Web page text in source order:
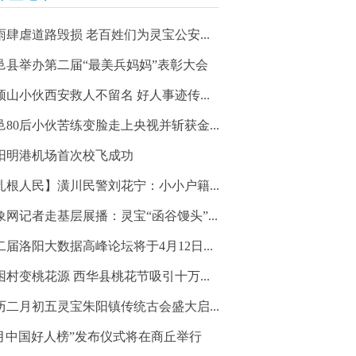
肆虐道路毁损 老百姓们为灵宝公安...
县举办第二届“最美兵妈妈”表彰大会
山小伙西安救人不留名 好人事迹传...
80后小伙苦练变脸走上央视并斩获金...
明港机场首次校飞成功
根人民】潢川民警刘花宁：小小户籍...
网记者走基层展播：灵宝“函谷馒头”...
届洛阳大数据高峰论坛将于4月12日...
村变桃花源 西华县桃花节吸引十万...
二月初五灵宝朱阳镇传统古会盛大启...
中国好人榜”发布仪式将在商丘举行